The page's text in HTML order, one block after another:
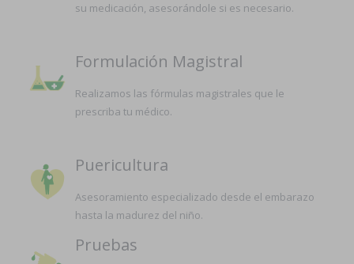
su medicación, asesorándole si es necesario.
Formulación Magistral
Realizamos las fórmulas magistrales que le
prescriba tu médico.
Puericultura
Asesoramiento especializado desde el embarazo
hasta la madurez del niño.
Pruebas